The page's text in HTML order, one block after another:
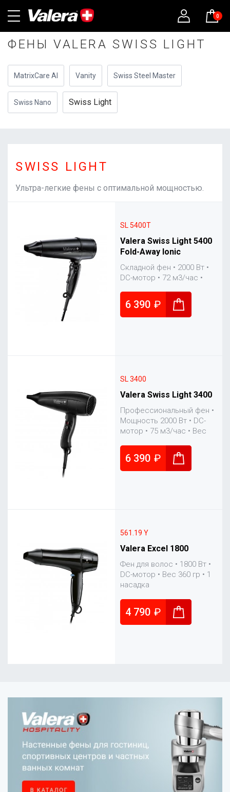
0
ФЕНЫ VALERA SWISS LIGHT
MatrixCare AI Vanity Swiss Steel Master
Swiss Nano Swiss Light
SWISS LIGHT
Ультра-легкие фены с оптимальной мощностью.
SL 5400T
Valera Swiss Light 5400
Fold-Away Ionic
Складной фен • 2000 Вт •
DC-мотор • 72 м3/час •
6 390 ₽
SL 3400
Valera Swiss Light 3400
Профессиональный фен •
Мощность 2000 Вт • DC-
мотор • 75 м3/час • Вес
6 390 ₽
561.19 Y
Valera Excel 1800
Фен для волос • 1800 Вт •
DC-мотор • Вес 360 гр • 1
насадка
4 790 ₽